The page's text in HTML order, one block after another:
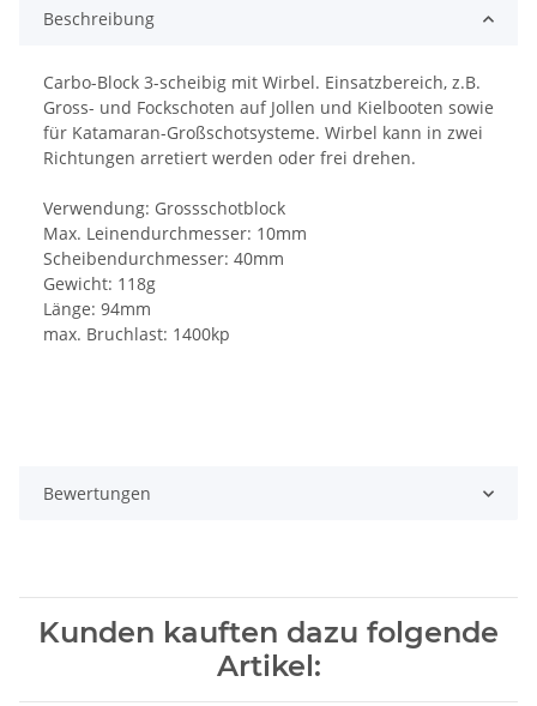
Beschreibung
Carbo-Block 3-scheibig mit Wirbel. Einsatzbereich, z.B.
Gross- und Fockschoten auf Jollen und Kielbooten sowie
für Katamaran-Großschotsysteme. Wirbel kann in zwei
Richtungen arretiert werden oder frei drehen.
Verwendung: Grossschotblock
Max. Leinendurchmesser: 10mm
Scheibendurchmesser: 40mm
Gewicht: 118g
Länge: 94mm
max. Bruchlast: 1400kp
Bewertungen
Kunden kauften dazu folgende
Artikel: